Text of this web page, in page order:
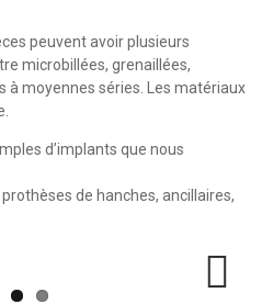
peuvent avoir plusieurs
microbillées, grenaillées,
à moyennes séries. Les matériaux
d’implants que nous
de hanches, ancillaires,